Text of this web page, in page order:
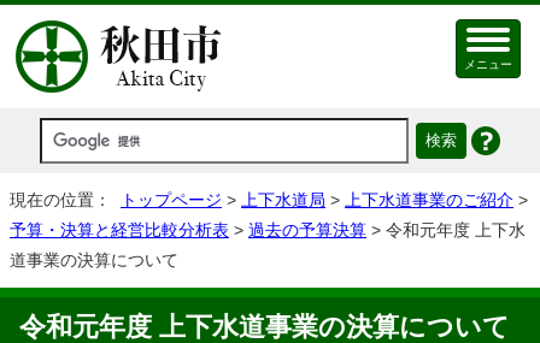
メニュー
現在の位置： トップページ > 上下水道局 > 上下水道事業のご紹介 >
予算・決算と経営比較分析表 > 過去の予算決算 > 令和元年度 上下水
道事業の決算について
令和元年度 上下水道事業の決算について